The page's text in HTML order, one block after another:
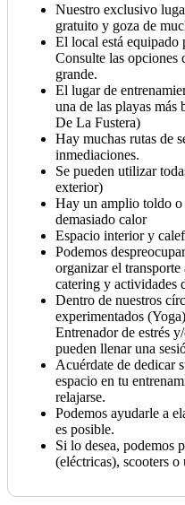
Nuestro exclusivo
gratuito y goza de
El local está equipado
Consulte las opciones
grande.
El lugar de
una de las playas más
De La Fustera)
Hay muchas rutas de
inmediaciones.
Se pueden utilizar
exterior)
Hay un amplio toldo o
demasiado calor
Espacio interior y
Podemos
organizar el
catering y actividades
Dentro de nuestros
experimentados
Entrenador de estrés
pueden llenar una
Acuérdate de dedicar
espacio en tu
relajarse.
Podemos ayudarle a
es posible.
Si lo desea, podemos
(eléctricas), scooters o